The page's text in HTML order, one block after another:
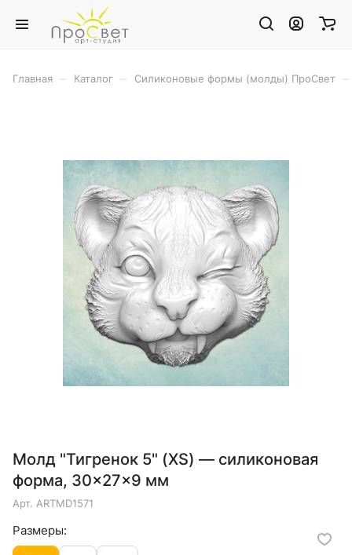
Главная Каталог Силиконовые формы (молды) ПроСвет
Молд "Тигренок 5" (XS) — силиконовая
форма, 30×27×9 мм
Арт. ARTMD1571
Размеры: